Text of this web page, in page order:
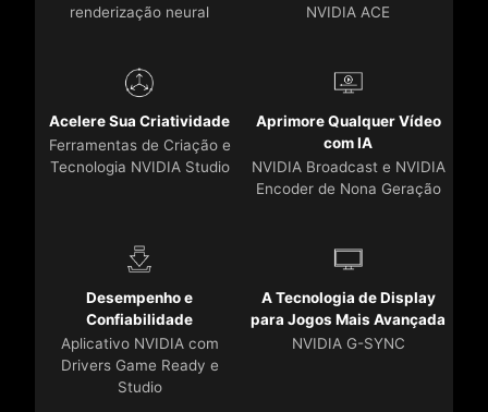
renderização neural
NVIDIA ACE
Acelere Sua Criatividade
Ferramentas de Criação e
Tecnologia NVIDIA Studio
Aprimore Qualquer Vídeo
com IA
NVIDIA Broadcast e NVIDIA
Encoder de Nona Geração
Desempenho e
Confiabilidade
Aplicativo NVIDIA com
Drivers Game Ready e
Studio
A Tecnologia de Display
para Jogos Mais Avançada
NVIDIA G-SYNC